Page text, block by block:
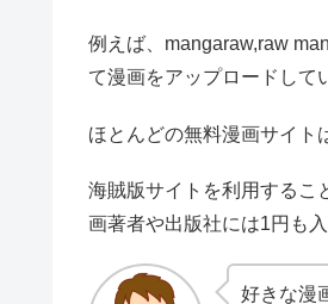
例えば、mangaraw,raw
て漫画をアップロードして
ほとんどの無料漫画サイト
海賊版サイトを利用するこ
画著者や出版社には1円も
好きな漫